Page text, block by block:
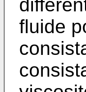
fluide